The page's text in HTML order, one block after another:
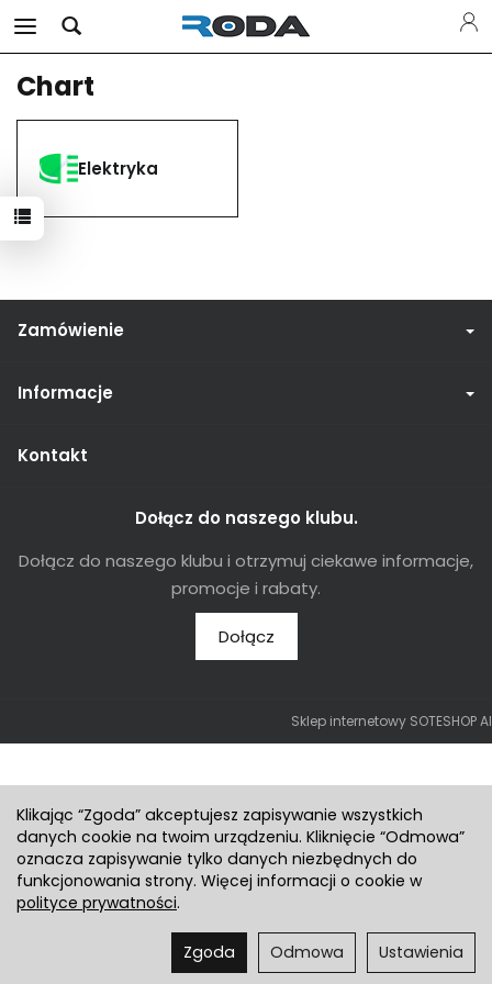
Chart
Elektryka
Zamówienie
Informacje
Kontakt
Dołącz do naszego klubu.
Dołącz do naszego klubu i otrzymuj ciekawe informacje,
promocje i rabaty.
Dołącz
Sklep internetowy SOTESHOP AI
Klikając “Zgoda” akceptujesz zapisywanie wszystkich
danych cookie na twoim urządzeniu. Kliknięcie “Odmowa”
oznacza zapisywanie tylko danych niezbędnych do
funkcjonowania strony. Więcej informacji o cookie w
polityce prywatności.
Ustawienia
Odmowa
Zgoda